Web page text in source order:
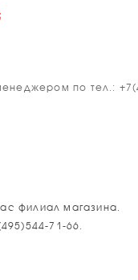
по тел.:
филиал магазина.
71-66.